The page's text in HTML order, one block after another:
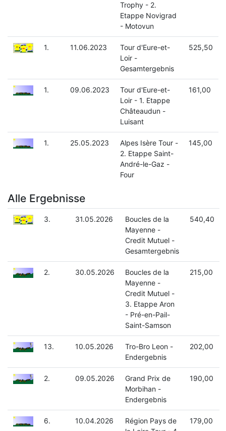
Trophy - 2.
Etappe Novigrad
- Motovun
1. 11.06.2023
Tour d'Eure-et-
Loir -
Gesamtergebnis
525,50
1. 09.06.2023
Tour d'Eure-et-
Loir - 1. Etappe
Châteaudun -
Luisant
161,00
1. 25.05.2023
Alpes Isère Tour -
2. Etappe Saint-
André-le-Gaz -
Four
145,00
Alle Ergebnisse
3. 31.05.2026
Boucles de la
Mayenne -
Credit Mutuel -
Gesamtergebnis
540,40
2. 30.05.2026
Boucles de la
Mayenne -
Credit Mutuel -
3. Etappe Aron
- Pré-en-Pail-
Saint-Samson
215,00
13. 10.05.2026
Tro-Bro Leon -
Endergebnis
202,00
2. 09.05.2026
Grand Prix de
Morbihan -
Endergebnis
190,00
6. 10.04.2026
Région Pays de
179,00